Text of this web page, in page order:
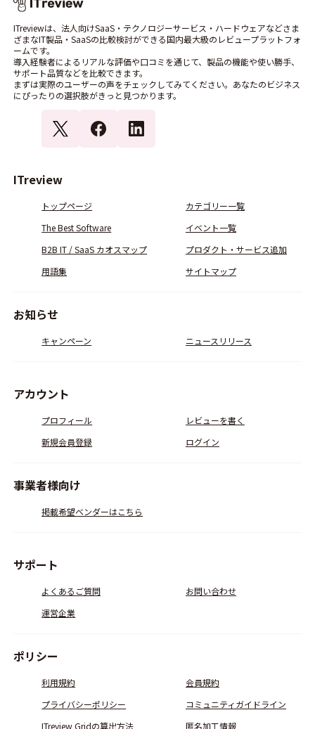
ITreviewは、法人向けSaaS・テクノロジーサービス・ハードウェアなどさま
ざまなIT製品・SaaSの比較検討ができる国内最大級のレビュープラットフォ
ームです。
導入経験者によるリアルな評価や口コミを通じて、製品の機能や使い勝手、
サポート品質などを比較できます。
まずは実際のユーザーの声をチェックしてみてください。あなたのビジネス
にぴったりの選択肢がきっと見つかります。
ITreview
トップページ
カテゴリー一覧
The Best Software
イベント一覧
B2B IT / SaaS カオスマップ
プロダクト・サービス追加
用語集
サイトマップ
お知らせ
キャンペーン ニュースリリース
アカウント
プロフィール
レビューを書く
新規会員登録
ログイン
事業者様向け
掲載希望ベンダーはこちら
サポート
よくあるご質問
お問い合わせ
運営企業
ポリシー
利用規約
会員規約
プライバシーポリシー
コミュニティガイドライン
ITreview Gridの算出方法
匿名加工情報